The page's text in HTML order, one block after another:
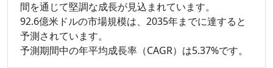
間を通じて堅調な成長が見込まれています。
92.6億米ドルの市場規模は、2035年までに達すると
予測されています。
予測期間中の年平均成長率（CAGR）は5.37%です。